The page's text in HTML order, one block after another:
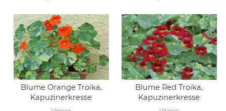
Blume Orange Troika,
Kapuzinerkresse
Blume Red Troika,
Kapuzinerkresse